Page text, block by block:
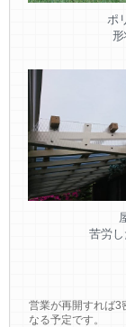
ポ
形
苦労し
営業が再開すれば3
なる予定です。